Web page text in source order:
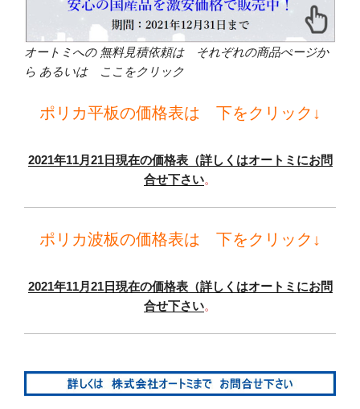
オートミへの 無料見積依頼は それぞれの商品ぺージか
ら あるいは ここをクリック
ポリカ平板の価格表は 下をクリック↓
2021年11月21日現在の価格表（詳しくはオートミにお問
合せ下さい。
ポリカ波板の価格表は 下をクリック↓
2021年11月21日現在の価格表（詳しくはオートミにお問
合せ下さい。